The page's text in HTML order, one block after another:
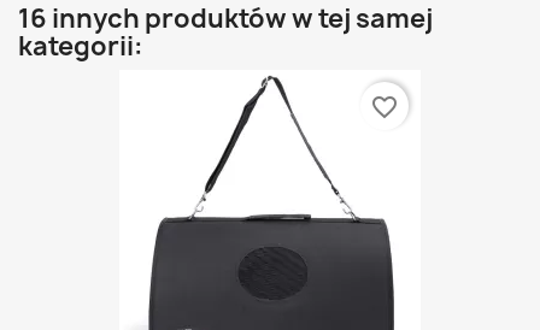
16 innych produktów w tej samej
kategorii:
favorite_border